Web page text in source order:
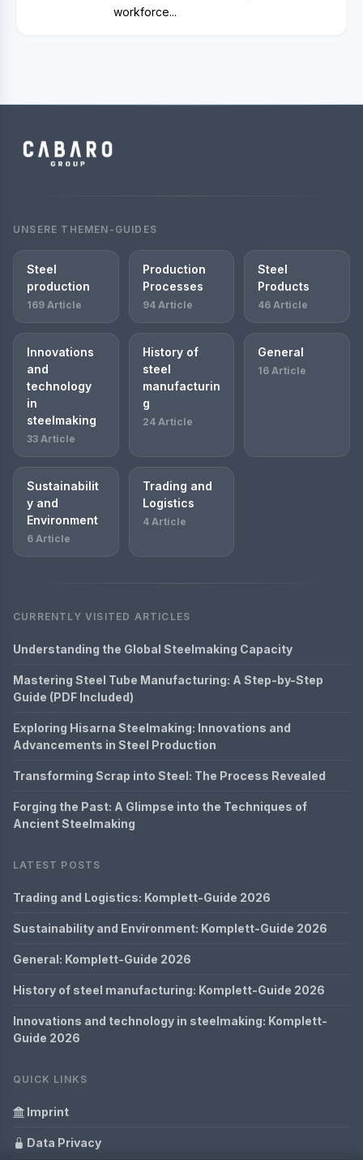
workforce...
UNSERE THEMEN-GUIDES
Steel
production
169 Article
Production
Processes
94 Article
Steel
Products
46 Article
Innovations
and
technology
in
steelmaking
33 Article
History of
steel
manufacturin
g
24 Article
General
16 Article
Sustainabilit
y and
Environment
6 Article
Trading and
Logistics
4 Article
CURRENTLY VISITED ARTICLES
Understanding the Global Steelmaking Capacity
Mastering Steel Tube Manufacturing: A Step-by-Step
Guide (PDF Included)
Exploring Hisarna Steelmaking: Innovations and
Advancements in Steel Production
Transforming Scrap into Steel: The Process Revealed
Forging the Past: A Glimpse into the Techniques of
Ancient Steelmaking
LATEST POSTS
Trading and Logistics: Komplett-Guide 2026
Sustainability and Environment: Komplett-Guide 2026
General: Komplett-Guide 2026
History of steel manufacturing: Komplett-Guide 2026
Innovations and technology in steelmaking: Komplett-
Guide 2026
QUICK LINKS
Imprint
Data Privacy